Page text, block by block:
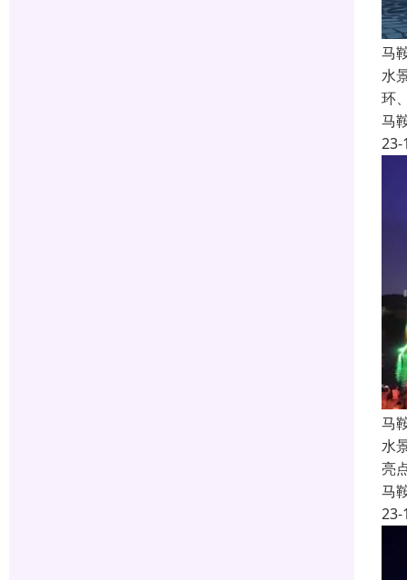
马
水
环
马
23-
马
水
亮
马
23-